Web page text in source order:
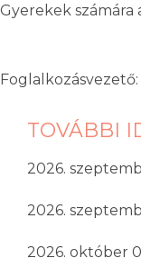
Gyerekek számára
TOVÁBBI
2026.
2026.
2026. október